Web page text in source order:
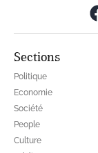
Sections
Politique
Economie
Société
People
Culture